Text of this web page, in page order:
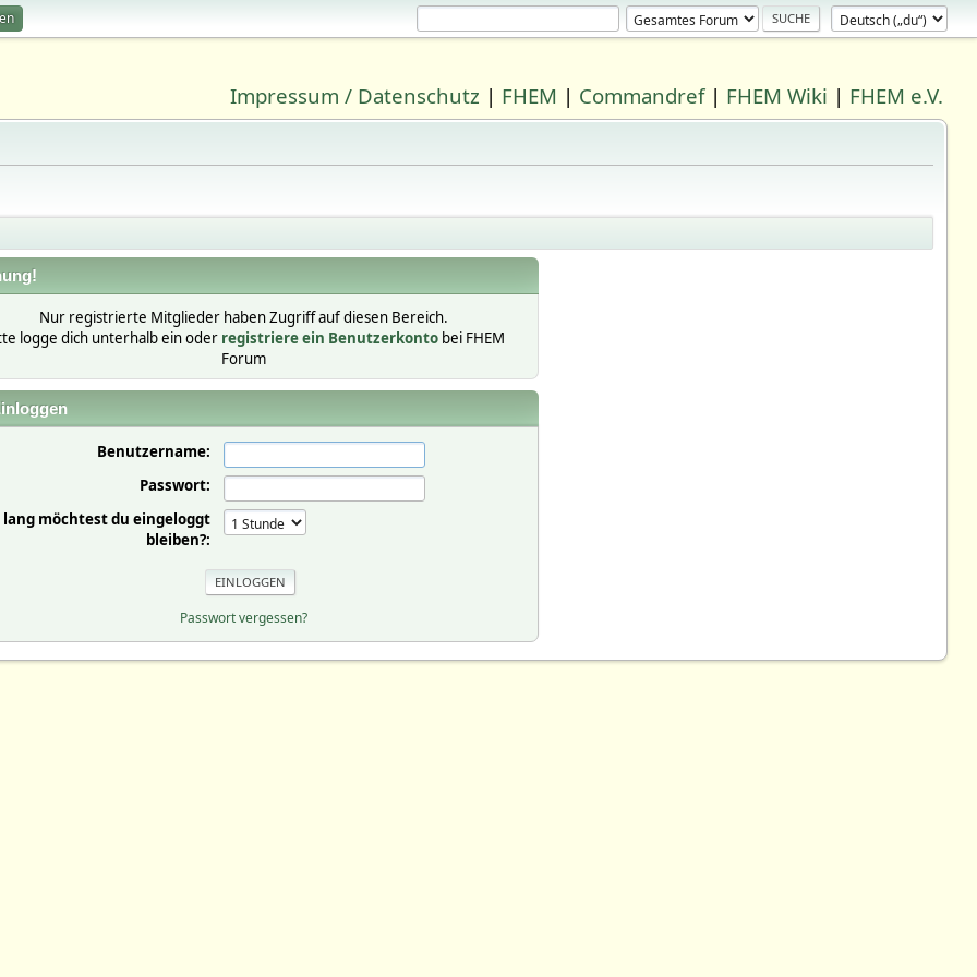
Impressum / Datenschutz | FHEM | Commandref| FHEM Wiki | FHEM e.V.
Nur registrierte Mitglieder haben Zugriff auf diesen Bereich.
logge dich unterhalb ein oder registriere ein Benutzerkontobei FHEM
Forum
Benutzername:
Passwort:
lang möchtest du eingeloggt
bleiben?:
Passwort vergessen?